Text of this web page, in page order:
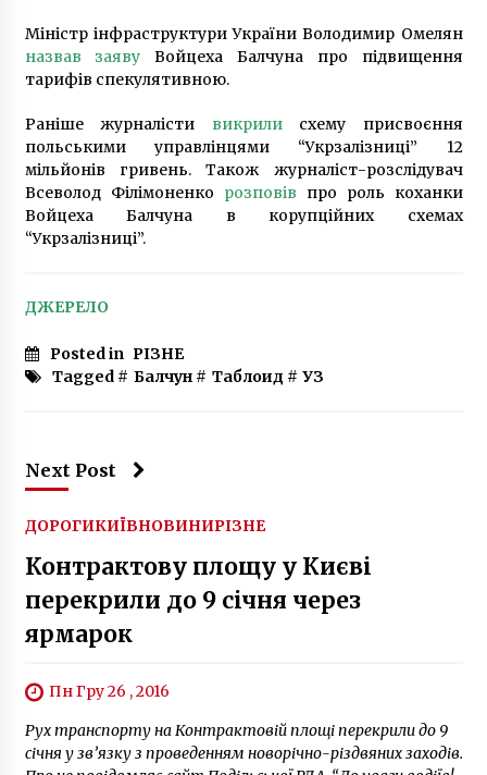
Міністр інфраструктури України Володимир Омелян
назвав заяву Войцеха Балчуна про підвищення
тарифів спекулятивною.
Раніше журналісти викрили схему присвоєння
польськими управлінцями “Укрзалізниці” 12
мільйонів гривень. Також журналіст-розслідувач
Всеволод Філімоненко розповів про роль коханки
Войцеха Балчуна в корупційних схемах
“Укрзалізниці”.
ДЖЕРЕЛО
Posted in РІЗНЕ
Tagged # Балчун# Таблоид # УЗ
Next Post
ДОРОГИКИЇВНОВИНИРІЗНЕ
Контрактову площу у Києві
перекрили до 9 січня через
ярмарок
Пн Гру 26 , 2016
Рух транспорту на Контрактовій площі перекрили до 9
січня у зв’язку з проведенням новорічно-різдвяних заходів.